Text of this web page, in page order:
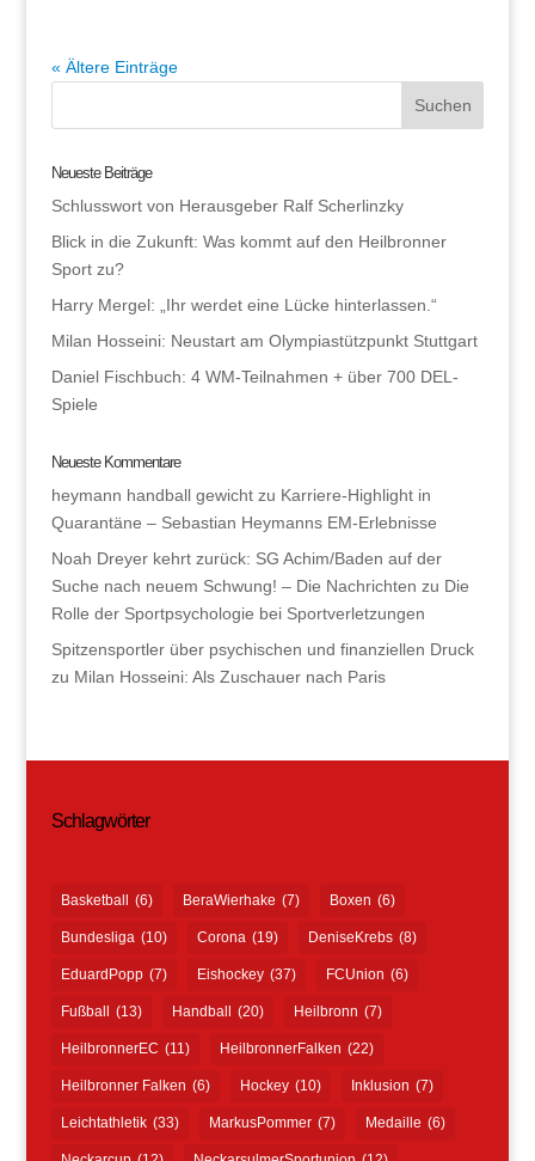
« Ältere Einträge
Neueste Beiträge
Schlusswort von Herausgeber Ralf Scherlinzky
Blick in die Zukunft: Was kommt auf den Heilbronner
Sport zu?
Harry Mergel: „Ihr werdet eine Lücke hinterlassen.“
Milan Hosseini: Neustart am Olympiastützpunkt Stuttgart
Daniel Fischbuch: 4 WM-Teilnahmen + über 700 DEL-
Spiele
Neueste Kommentare
heymann handball gewichtzu Karriere-Highlight in
Quarantäne – Sebastian Heymanns EM-Erlebnisse
Noah Dreyer kehrt zurück: SG Achim/Baden auf der
Suche nach neuem Schwung! – Die Nachrichten zu Die
Rolle der Sportpsychologie bei Sportverletzungen
Spitzensportler über psychischen und finanziellen Druck
zu Milan Hosseini: Als Zuschauer nach Paris
Schlagwörter
Basketball (6) BeraWierhake (7) Boxen (6)
Bundesliga (10) Corona (19) DeniseKrebs (8)
EduardPopp (7) Eishockey (37) FCUnion (6)
Fußball (13) Handball (20) Heilbronn (7)
HeilbronnerEC (11) HeilbronnerFalken (22)
Heilbronner Falken (6) Hockey (10) Inklusion (7)
Leichtathletik (33) MarkusPommer (7) Medaille (6)